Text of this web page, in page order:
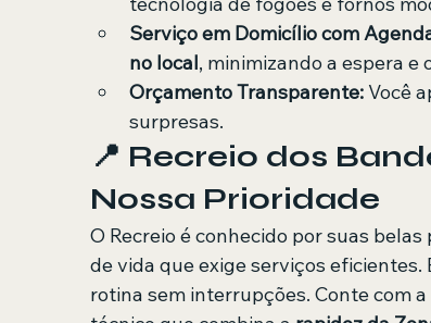
Serviço em Domicílio com
no local, minimizando a espera e
Orçamento Transparente: Você
surpresas.
​📍 Recreio dos
Nossa Prioridade
​O Recreio é conhecido por suas
de vida que exige serviços
rotina sem interrupções. Conte com a